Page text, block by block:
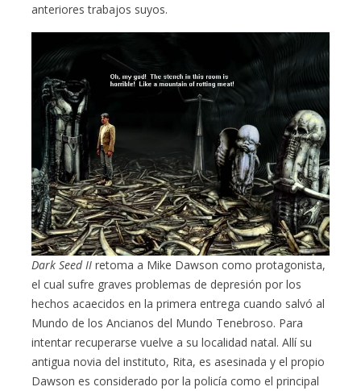
anteriores trabajos suyos.
Dark Seed II retoma a Mike Dawson como protagonista,
el cual sufre graves problemas de depresión por los
hechos acaecidos en la primera entrega cuando salvó al
Mundo de los Ancianos del Mundo Tenebroso. Para
intentar recuperarse vuelve a su localidad natal. Allí su
antigua novia del instituto, Rita, es asesinada y el propio
Dawson es considerado por la policía como el principal